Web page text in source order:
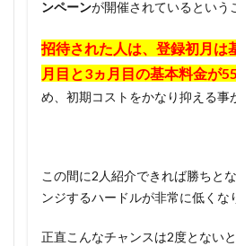
ンペーンが開催されているという
招待された人は、登録初月は
月目と3ヵ月目の基本料金が
め、初期コストをかなり抑える事
この間に2人紹介できれば勝ちと
ンジするハードルが非常に低くな
正直こんなチャンスは2度とない